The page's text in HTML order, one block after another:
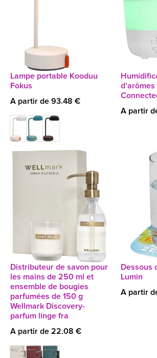
Lampe portable Kooduu
Fokus
A partir de 93.48 €
A partir
Distributeur de savon pour
les mains de 250 ml et
ensemble de bougies
parfumées de 150 g
Wellmark Discovery-
parfum linge fra
A partir de 22.08 €
Dessous
Lumin
A partir